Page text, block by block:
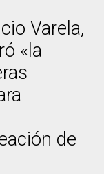
Varela,
«la
de